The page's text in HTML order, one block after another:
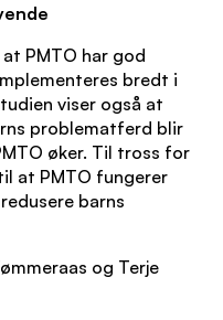
PMTO har god
bredt i
viser også at
problematferd blir
øker. Til tross for
at PMTO fungerer
barns
og Terje